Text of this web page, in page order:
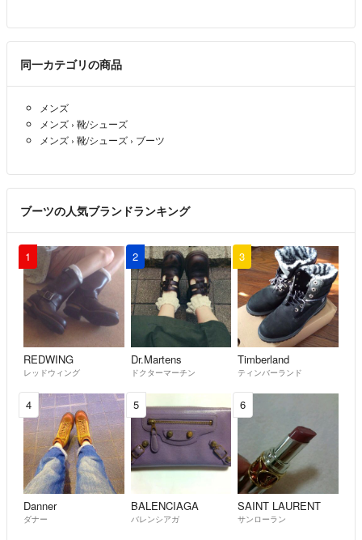
同一カテゴリの商品
メンズ
メンズ › 靴/シューズ
メンズ › 靴/シューズ › ブーツ
ブーツの人気ブランドランキング
1
REDWING
レッドウィング
2
Dr.Martens
ドクターマーチン
3
Timberland
ティンバーランド
4
Danner
ダナー
5
BALENCIAGA
バレンシアガ
6
SAINT LAURENT
サンローラン